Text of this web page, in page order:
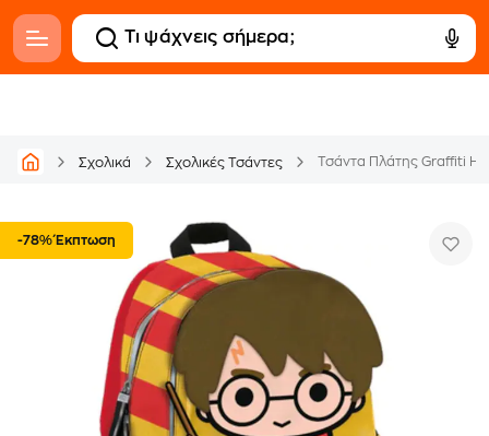
Σχολικά Σχολικές Τσάντες Τσάντα Πλάτης Graffiti
-78% Έκπτωση